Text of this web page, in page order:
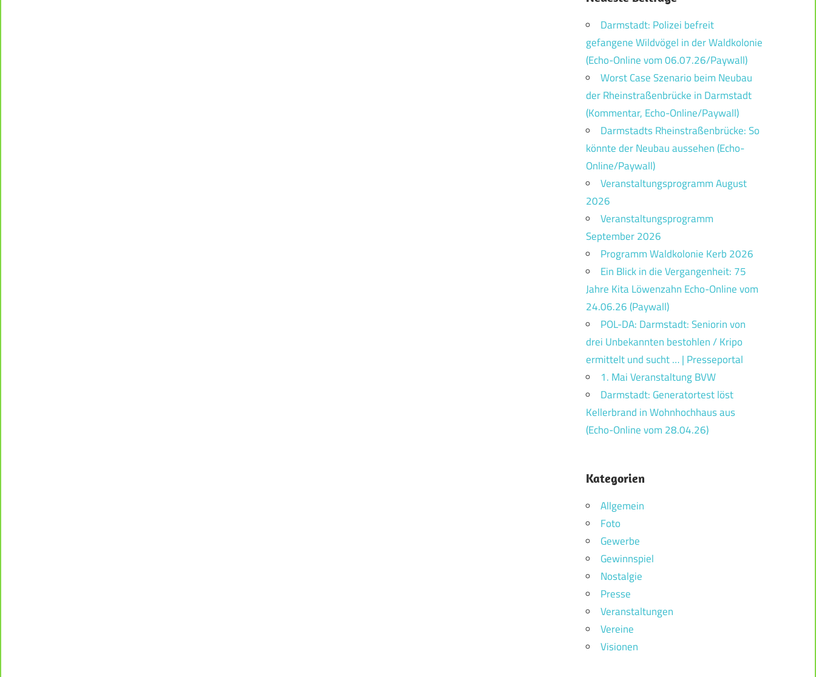
Darmstadt: Polizei befreit
gefangene Wildvögel in der Waldkolonie
(Echo-Online vom 06.07.26/Paywall)
Worst Case Szenario beim Neubau
der Rheinstraßenbrücke in Darmstadt
(Kommentar, Echo-Online/Paywall)
Darmstadts Rheinstraßenbrücke: So
könnte der Neubau aussehen (Echo-
Online/Paywall)
Veranstaltungsprogramm August
2026
Veranstaltungsprogramm
September 2026
Programm Waldkolonie Kerb 2026
Ein Blick in die Vergangenheit: 75
Jahre Kita Löwenzahn Echo-Online vom
24.06.26 (Paywall)
POL-DA: Darmstadt: Seniorin von
drei Unbekannten bestohlen / Kripo
ermittelt und sucht … | Presseportal
1. Mai Veranstaltung BVW
Darmstadt: Generatortest löst
Kellerbrand in Wohnhochhaus aus
(Echo-Online vom 28.04.26)
Kategorien
Allgemein
Foto
Gewerbe
Gewinnspiel
Nostalgie
Presse
Veranstaltungen
Vereine
Visionen